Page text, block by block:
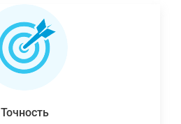
Точность